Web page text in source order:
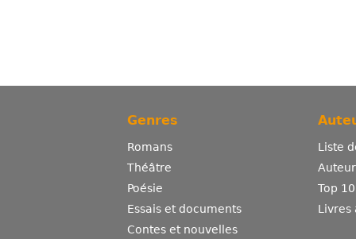
Genres
Romans
Théâtre
Poésie
Essais et documents
Contes et nouvelles
Liste
Top
Livres